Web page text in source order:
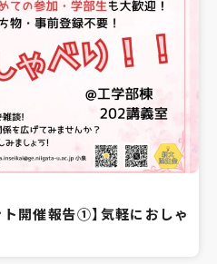
開催報告①】気軽におしゃ